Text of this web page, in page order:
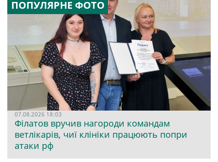
ПОПУЛЯРНЕ ФОТО
07.08.2026 18:03
Філатов вручив нагороди командам
ветлікарів, чиї клініки працюють попри
атаки рф